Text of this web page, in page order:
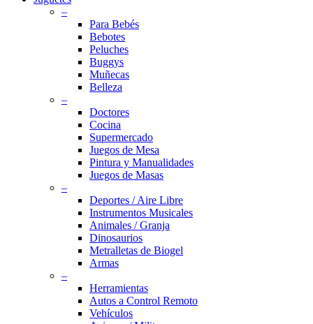
–
Para Bebés
Bebotes
Peluches
Buggys
Muñecas
Belleza
–
Doctores
Cocina
Supermercado
Juegos de Mesa
Pintura y Manualidades
Juegos de Masas
–
Deportes / Aire Libre
Instrumentos Musicales
Animales / Granja
Dinosaurios
Metralletas de Biogel
Armas
–
Herramientas
Autos a Control Remoto
Vehículos